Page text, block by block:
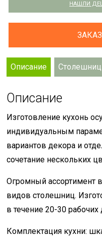
НАШЛИ
Описание
Описание
Изготовление кухонь
индивидуальным
вариантов декора и
сочетание нескольких
Огромный ассортимент
видов столешниц.
в течение 20-30 рабочих
Комплектация кухни: